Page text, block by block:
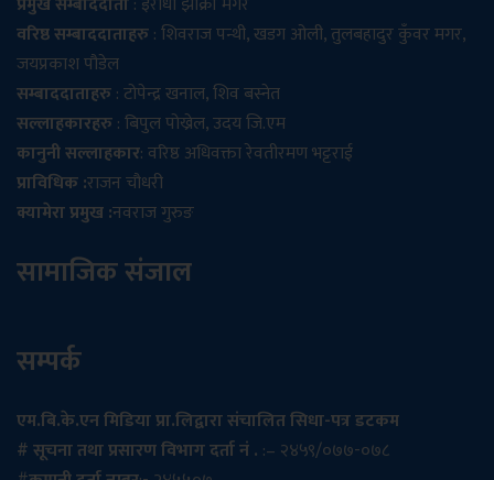
वरिष्ठ सम्बाददाताहरु: शिवराज पन्थी, खडग ओली, तुलबहादुर कुँवर मगर,
जयप्रकाश पौडेल
सम्बाददाताहरु: टोपेन्द्र खनाल, शिव बस्नेत
सल्लाहकारहरु: बिपुल पोख्रेल, उदय जि.एम
कानुनी सल्लाहकार: वरिष्ठ अधिवक्ता रेवतीरमण भट्टराई
प्राविधिक :राजन चौधरी
क्यामेरा प्रमुख :नवराज गुरुङ
सामाजिक संजाल
सम्पर्क
एम.बि.के.एन मिडिया प्रा.लिद्वारा संचालित सिधा-पत्र डटकम
# सूचना तथा प्रसारण विभाग दर्ता नं . :– २४५९/०७७-०७८